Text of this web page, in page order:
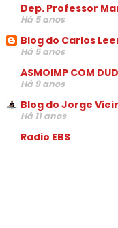
Dep. Professor
Há 5 anos
Blog do Carlos
Há 5 anos
ASMOIMP COM
Há 9 anos
Blog do Jorge
Há 11 anos
Radio EBS